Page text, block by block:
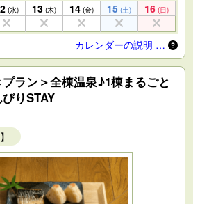
(水) 13 (木) 14 (金) 15 (土) 16 (日)
カレンダーの説明 …
プラン＞全棟温泉♪1棟まるごと
りSTAY